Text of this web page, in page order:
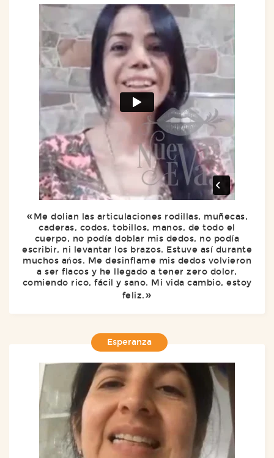
Me dolian las articulaciones rodillas, muñecas,
caderas, codos, tobillos, manos, de todo el
cuerpo, no podía doblar mis dedos, no podía
escribir, ni levantar los brazos. Estuve así durante
muchos ańos. Me desinflame mis dedos volvieron
a ser flacos y he llegado a tener zero dolor,
comiendo rico, fácil y sano. Mi vida cambio, estoy
feliz.
Esperanza